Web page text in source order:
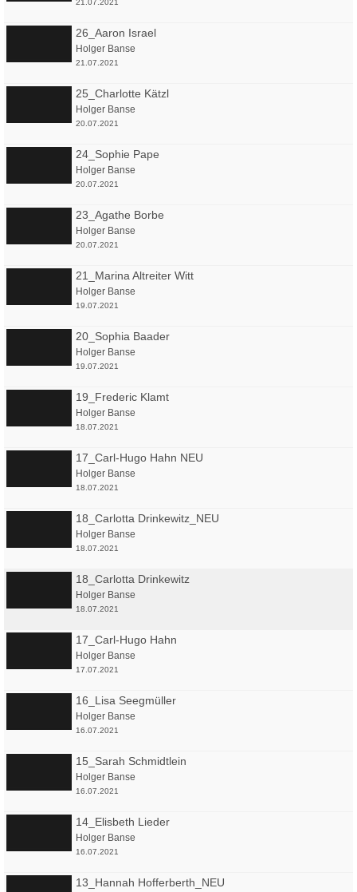
21.07.2021
26_Aaron Israel
Holger Banse
21.07.2021
25_Charlotte Kätzl
Holger Banse
20.07.2021
24_Sophie Pape
Holger Banse
20.07.2021
23_Agathe Borbe
Holger Banse
20.07.2021
21_Marina Altreiter Witt
Holger Banse
19.07.2021
20_Sophia Baader
Holger Banse
19.07.2021
19_Frederic Klamt
Holger Banse
18.07.2021
17_Carl-Hugo Hahn NEU
Holger Banse
18.07.2021
18_Carlotta Drinkewitz_NEU
Holger Banse
18.07.2021
18_Carlotta Drinkewitz
Holger Banse
18.07.2021
17_Carl-Hugo Hahn
Holger Banse
17.07.2021
16_Lisa Seegmüller
Holger Banse
16.07.2021
15_Sarah Schmidtlein
Holger Banse
16.07.2021
14_Elisbeth Lieder
Holger Banse
16.07.2021
13_Hannah Hofferberth_NEU